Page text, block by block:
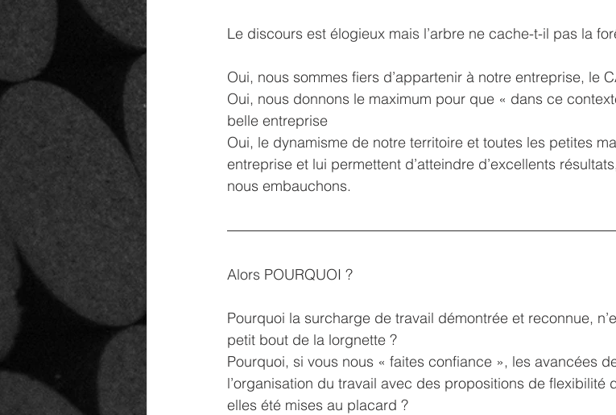
Le discours est élogieux mais l’arbre ne cache-t-il pas la
Oui, nous sommes fiers d’appartenir à notre entreprise, le
Oui, nous donnons le maximum pour que « dans ce
belle entreprise
Oui, le dynamisme de notre territoire et toutes les petites
entreprise et lui permettent d’atteindre d’excellents
nous embauchons.
Alors POURQUOI ?
Pourquoi la surcharge de travail démontrée et reconnue,
petit bout de la lorgnette ?
Pourquoi, si vous nous « faites confiance », les avancées
l’organisation du travail avec des propositions de flexibilité
elles été mises au placard ?